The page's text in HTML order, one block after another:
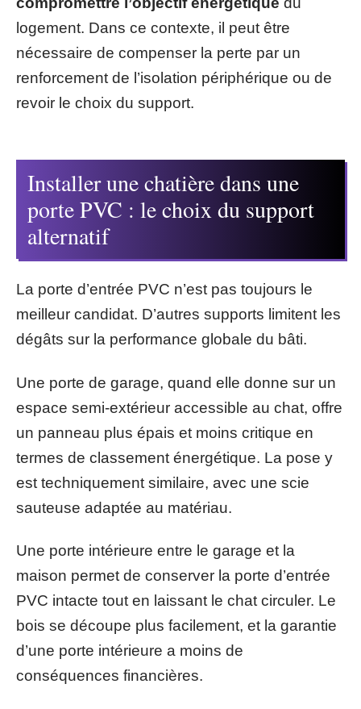
logement. Dans ce contexte, il peut être
nécessaire de compenser la perte par un
renforcement de l’isolation périphérique ou de
revoir le choix du support.
Installer une chatière dans une
porte PVC : le choix du support
alternatif
La porte d’entrée PVC n’est pas toujours le
meilleur candidat. D’autres supports limitent les
dégâts sur la performance globale du bâti.
Une porte de garage, quand elle donne sur un
espace semi-extérieur accessible au chat, offre
un panneau plus épais et moins critique en
termes de classement énergétique. La pose y
est techniquement similaire, avec une scie
sauteuse adaptée au matériau.
Une porte intérieure entre le garage et la
maison permet de conserver la porte d’entrée
PVC intacte tout en laissant le chat circuler. Le
bois se découpe plus facilement, et la garantie
d’une porte intérieure a moins de
conséquences financières.